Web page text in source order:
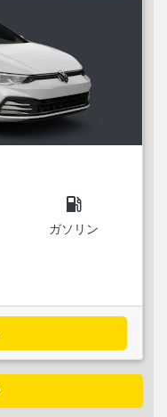
local_gas_station
ガソリン